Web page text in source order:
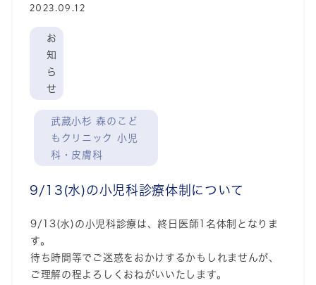
2023.09.12
お
知
ら
せ
武蔵小杉 森のこど
もクリニック 小児
科・皮膚科
9/13(水)の小児科診療体制について
9/13(水)の小児科診療は、終日医師1名体制となりま
す。
待ち時間等でご迷惑をおかけするかもしれませんが、
ご理解の程よろしくおねがいいたします。